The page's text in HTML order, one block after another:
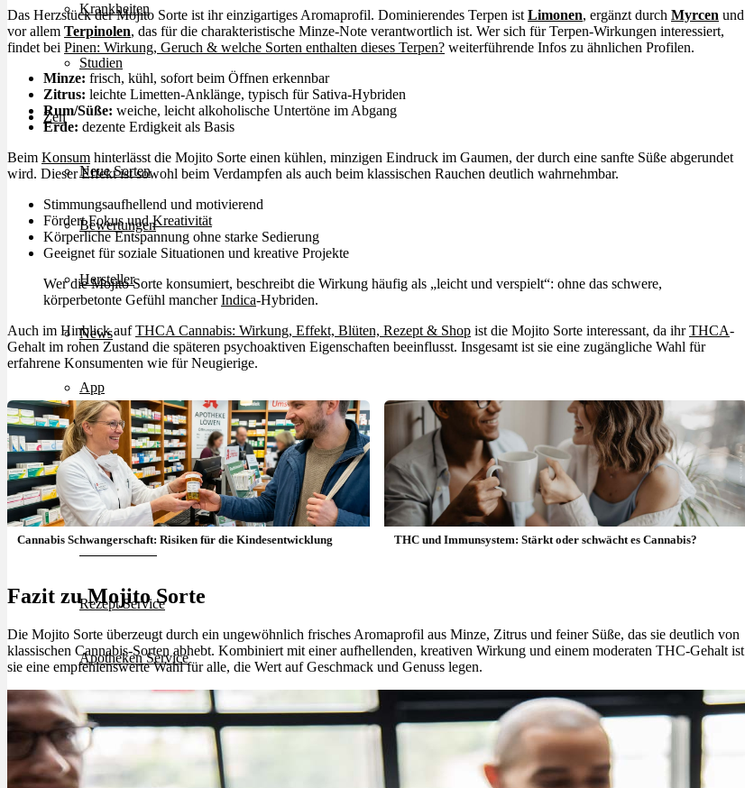
Krankheiten
Studien
Zen
Neue Sorten
Bewertungen
Hersteller
News
App
Newsletter
Services
Ärzte Service
Rezept Service
Apotheken Service
Lieferung
Cannabis Karte
Das Herzstück der Mojito Sorte ist ihr einzigartiges Aromaprofil. Dominierendes Terpen istLimonen, ergänzt durch Myrcen und
vor allem Terpinolen, das für die charakteristische Minze-Note verantwortlich ist. Wer sich für Terpen-Wirkungen interessiert,
findet bei Pinen: Wirkung, Geruch & welche Sorten enthalten dieses Terpen? weiterführende Infos zu ähnlichen Profilen.
Minze: frisch, kühl, sofort beim Öffnen erkennbar
Zitrus: leichte Limetten-Anklänge, typisch für Sativa-Hybriden
Rum/Süße: weiche, leicht alkoholische Untertöne im Abgang
Erde: dezente Erdigkeit als Basis
Beim Konsum hinterlässt die Mojito Sorte einen kühlen, minzigen Eindruck im Gaumen, der durch eine sanfte Süße abgerundet
wird. Dieser Effekt ist sowohl beim Verdampfen als auch beim klassischen Rauchen deutlich wahrnehmbar.
Stimmungsaufhellend und motivierend
Fördert Fokus undKreativität
Körperliche Entspannung ohne starke Sedierung
Geeignet für soziale Situationen und kreative Projekte
Wer die Mojito Sorte konsumiert, beschreibt die Wirkung häufig als „leicht und verspielt“: ohne das schwere,
körperbetonte Gefühl mancherIndica-Hybriden.
Auch im Hinblick aufTHCA Cannabis: Wirkung, Effekt, Blüten, Rezept & Shop ist die Mojito Sorte interessant, da ihrTHCA-
Gehalt im rohen Zustand die späteren psychoaktiven Eigenschaften beeinflusst. Insgesamt ist sie eine zugängliche Wahl für
erfahrene Konsumenten wie für Neugierige.
Cannabis Schwangerschaft: Risiken für die Kindesentwicklung THC und Immunsystem: Stärkt oder schwächt es Cannabis?
Fazit zu Mojito Sorte
Die Mojito Sorte überzeugt durch ein ungewöhnlich frisches Aromaprofil aus Minze, Zitrus und feiner Süße, das sie deutlich von
klassischen Cannabis-Sorten abhebt. Kombiniert mit einer aufhellenden, kreativen Wirkung und einem moderaten THC-Gehalt ist
sie eine empfehlenswerte Wahl für alle, die Wert auf Geschmack und Genuss legen.